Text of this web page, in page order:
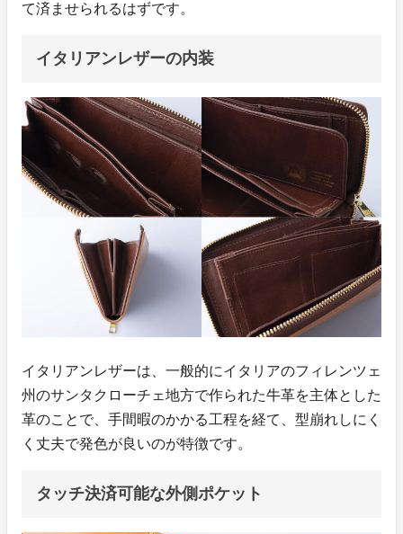
て済ませられるはずです。
イタリアンレザーの内装
イタリアンレザーは、一般的にイタリアのフィレンツェ
州のサンタクローチェ地方で作られた牛革を主体とした
革のことで、手間暇のかかる工程を経て、型崩れしにく
く丈夫で発色が良いのが特徴です。
タッチ決済可能な外側ポケット